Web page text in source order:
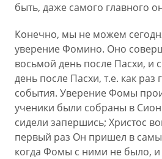
быть, даже самого главного
Конечно, мы не можем
уверение Фомино. Оно
восьмой день после Пасхи, и
день после Пасхи, т.е. как раз
события. Уверение Фомы
ученики были собраны в
сидели запершись; Христос
первый раз Он пришел в
когда Фомы с ними не было, и